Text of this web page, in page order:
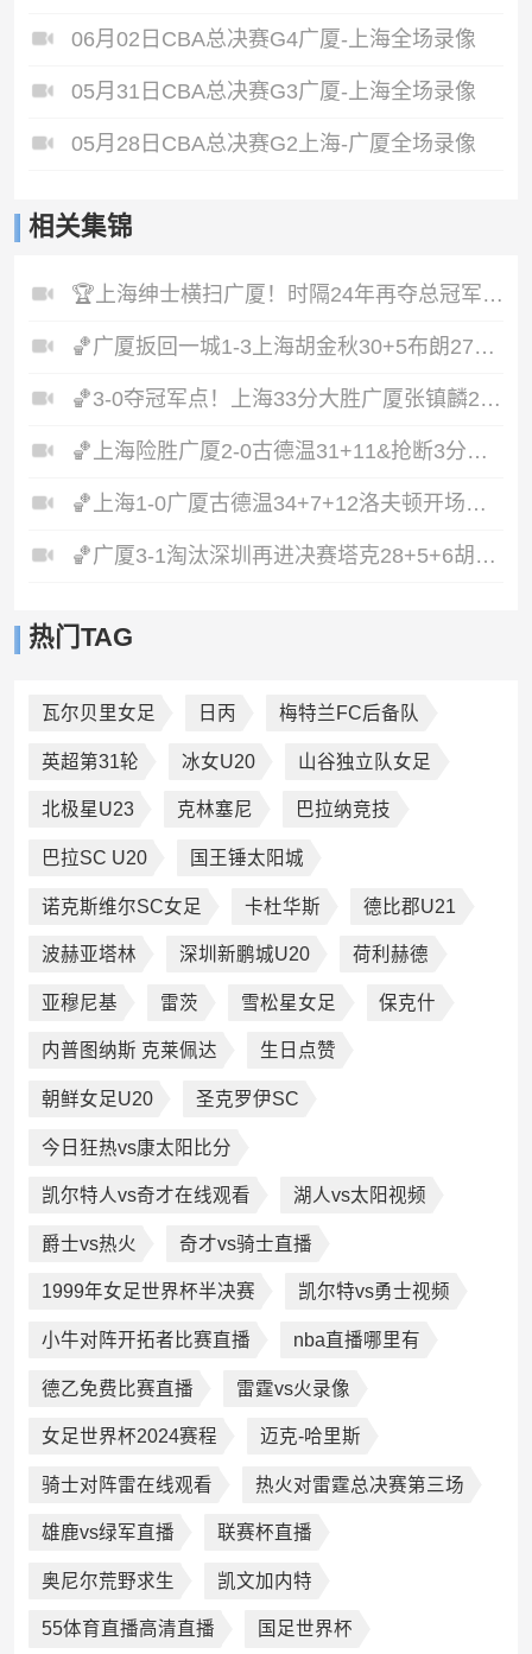
06月02日CBA总决赛G4广厦-上海全场录像
05月31日CBA总决赛G3广厦-上海全场录像
05月28日CBA总决赛G2上海-广厦全场录像
相关集锦
🏆上海绅士横扫广厦！时隔24年再夺总冠军！王哲林爆砍29+14！
🏀广厦扳回一城1-3上海胡金秋30+5布朗27+8古德温28+6+8
🏀3-0夺冠军点！上海33分大胜广厦张镇麟23+9+6孙铭徽8中2
🏀上海险胜广厦2-0古德温31+11&抢断3分压哨绝杀布朗空砍50分
🏀上海1-0广厦古德温34+7+12洛夫顿开场伤退孙铭徽0分&5失误
🏀广厦3-1淘汰深圳再进决赛塔克28+5+6胡金秋15+8贺希宁12分
热门TAG
瓦尔贝里女足 日丙 梅特兰FC后备队
英超第31轮 冰女U20 山谷独立队女足
北极星U23 克林塞尼 巴拉纳竞技
巴拉SC U20 国王锤太阳城
诺克斯维尔SC女足 卡杜华斯 德比郡U21
波赫亚塔林 深圳新鹏城U20 荷利赫德
亚穆尼基 雷茨 雪松星女足 保克什
内普图纳斯 克莱佩达 生日点赞
朝鲜女足U20 圣克罗伊SC
今日狂热vs康太阳比分
凯尔特人vs奇才在线观看 湖人vs太阳视频
爵士vs热火 奇才vs骑士直播
1999年女足世界杯半决赛 凯尔特vs勇士视频
小牛对阵开拓者比赛直播 nba直播哪里有
德乙免费比赛直播 雷霆vs火录像
女足世界杯2024赛程 迈克-哈里斯
骑士对阵雷在线观看 热火对雷霆总决赛第三场
雄鹿vs绿军直播 联赛杯直播
奥尼尔荒野求生 凯文加内特
55体育直播高清直播 国足世界杯